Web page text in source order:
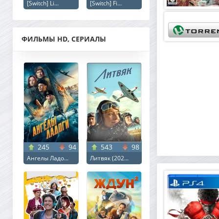
[Switch] Li... [Switch] Fi...
ФИЛЬМЫ HD, СЕРИАЛЫ
245 94
Ангелы Ладо...
543 98
Литвяк (202...